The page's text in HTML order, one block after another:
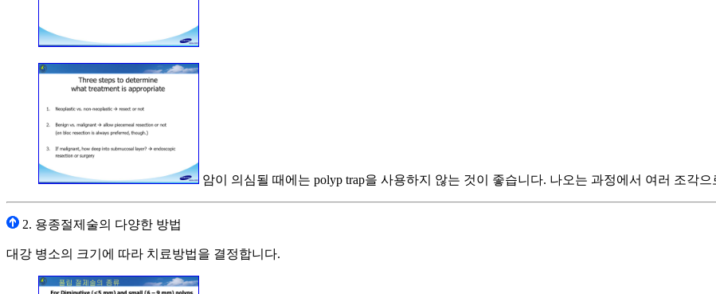
암이 의심될 때에는 polyp trap을 사용하지 않는 것이 좋습니다. 나오는 과정에서 여러 조각
2. 용종절제술의 다양한 방법
대강 병소의 크기에 따라 치료방법을 결정합니다.